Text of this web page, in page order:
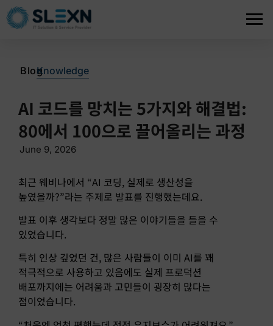
Blog
>
Knowledge
AI 코드를 망치는 5가지와 해결법:
80에서 100으로 끌어올리는 과정
June 9, 2026
최근 웨비나에서 “AI 코딩, 실제로 생산성을
높였을까?”라는 주제로 발표를 진행했는데요.
발표 이후 생각보다 정말 많은 이야기들을 들을 수
있었습니다.
특히 인상 깊었던 건, 많은 사람들이 이미 AI를 꽤
적극적으로 사용하고 있음에도 실제 프로덕션
배포까지에는 어려움과 고민들이 굉장히 많다는
점이었습니다.